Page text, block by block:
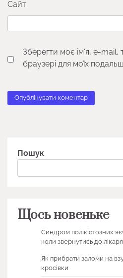
Сайт
Зберегти моє ім'я, e-
браузері для моїх
Пошук
Щось новеньке
Синдром полікістозних
коли звернутись до лікаря
Як прибрати заломи на
кросівки